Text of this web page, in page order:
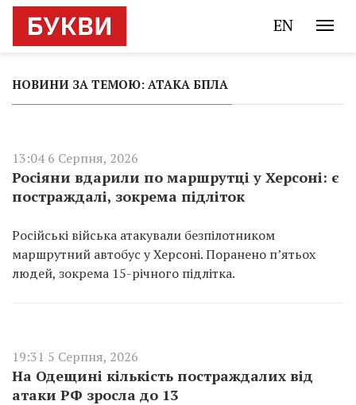
EN
НОВИНИ ЗА ТЕМОЮ: АТАКА БПЛА
13:04 6 Серпня, 2026
Росіяни вдарили по маршрутці у Херсоні: є
постраждалі, зокрема підліток
Російські війська атакували безпілотником
маршрутний автобус у Херсоні. Поранено п’ятьох
людей, зокрема 15-річного підлітка.
19:31 5 Серпня, 2026
На Одещині кількість постраждалих від
атаки РФ зросла до 13